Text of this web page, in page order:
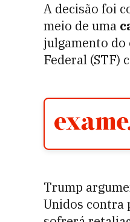
A decisão foi
meio de uma
julgamento do
Federal (STF)
Trump
Unidos contra